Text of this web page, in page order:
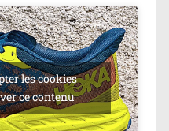
les cookies
ce contenu